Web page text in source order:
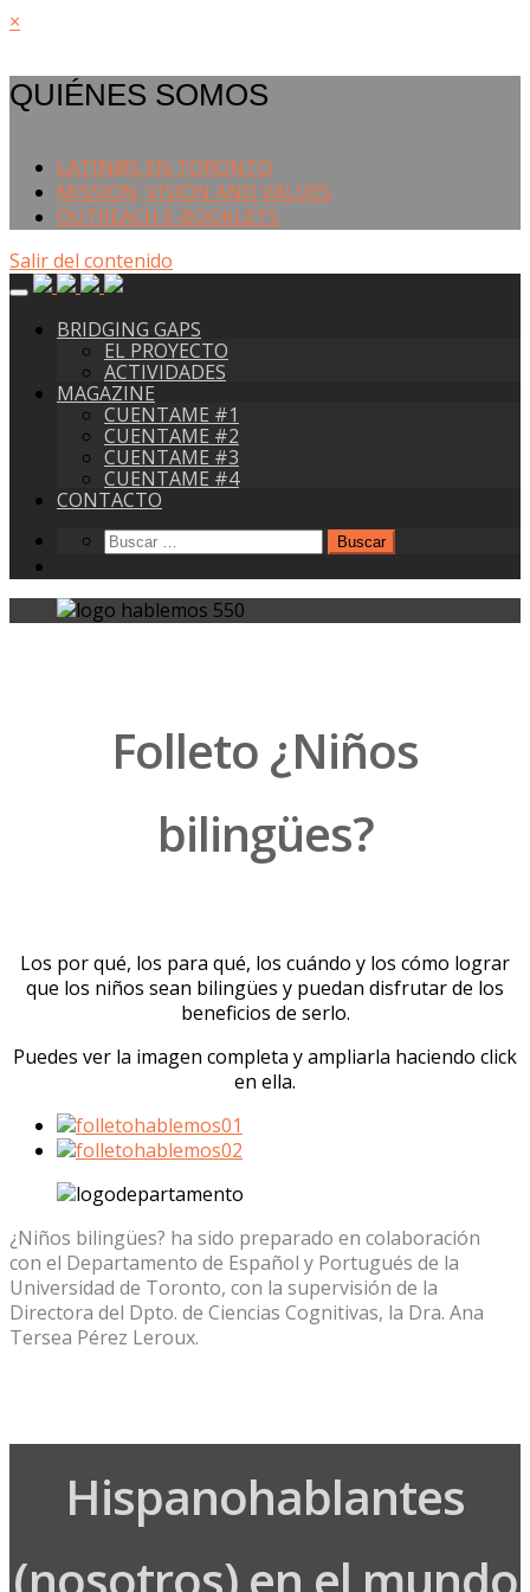
×
QUIÉNES SOMOS
LATIN@S EN TORONTO
MISSION, VISION AND VALUES
OUTREACH E-BOOKLETS
Salir del contenido
BRIDGING GAPS
EL PROYECTO
ACTIVIDADES
MAGAZINE
CUENTAME #1
CUENTAME #2
CUENTAME #3
CUENTAME #4
CONTACTO
Folleto ¿Niños
bilingües?
Los por qué, los para qué, los cuándo y los cómo lograr
que los niños sean bilingües y puedan disfrutar de los
beneficios de serlo.
Puedes ver la imagen completa y ampliarla haciendo click
en ella.
¿Niños bilingües? ha sido preparado en colaboración
con el Departamento de Español y Portugués de la
Universidad de Toronto, con la supervisión de la
Directora del Dpto. de Ciencias Cognitivas, la Dra. Ana
Tersea Pérez Leroux.
Hispanohablantes